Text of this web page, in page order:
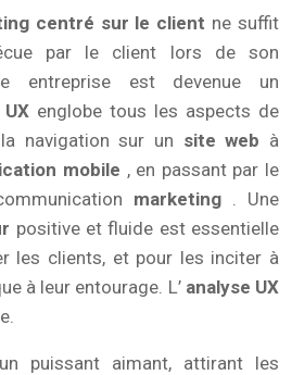
centré sur le client ne suffit
par le client lors de son
entreprise est devenue un
UX englobe tous les aspects de
navigation sur un site web à
mobile , en passant par le
marketing . Une
positive et fluide est essentielle
les clients, et pour les inciter à
à leur entourage. L’ analyse UX
puissant aimant, attirant les